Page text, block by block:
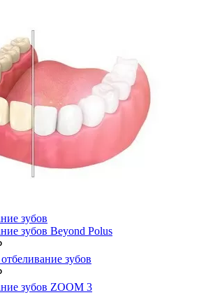
зубов
зубов Beyond Polus
зубов
зубов ZOOM 3